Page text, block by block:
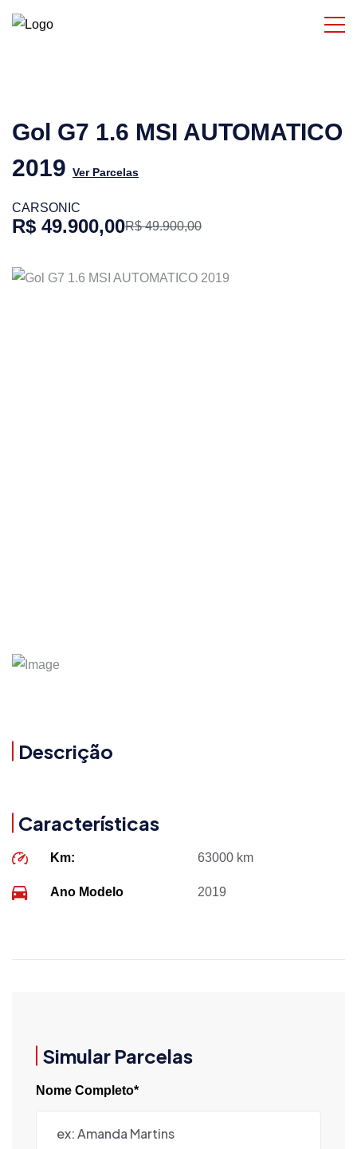
Gol G7 1.6 MSI AUTOMATICO
2019 Ver Parcelas
CARSONIC
R$ 49.900,00R$ 49.900,00
Descrição
Características
Km: 63000 km
Ano Modelo 2019
Simular Parcelas
Nome Completo*